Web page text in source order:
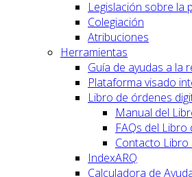
Legislación sobre la
Colegiación
Atribuciones
Herramientas
Guía de ayudas a la
Plataforma visado
Libro de órdenes
Manual del
FAQs del Libro
Contacto Libro
IndexARQ
Calculadora de